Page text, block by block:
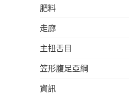
肥料
走廊
主扭舌目
笠形腹足亞綱
資訊